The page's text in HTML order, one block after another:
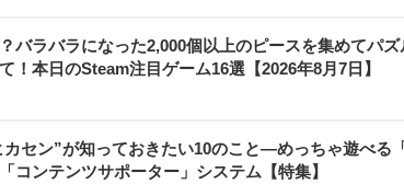
バラバラになった2,000個以上のピースを集めてパズ
本日のSteam注目ゲーム16選【2026年8月7日】
セン”が知っておきたい10のこと―めっちゃ遊べる
コンテンツサポーター」システム【特集】